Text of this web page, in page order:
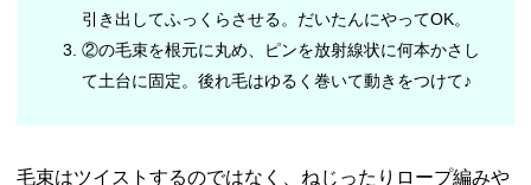
引き出してふっくらさせる。だいたんにやってOK。
②の毛束を根元に丸め、ピンを放射線状に何本かさし
て土台に固定。後れ毛はゆるく巻いて動きをつけて♪
毛束はツイストするのではなく、ねじったりロープ編みや